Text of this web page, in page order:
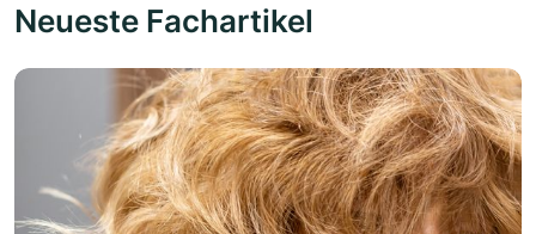
Neueste Fachartikel